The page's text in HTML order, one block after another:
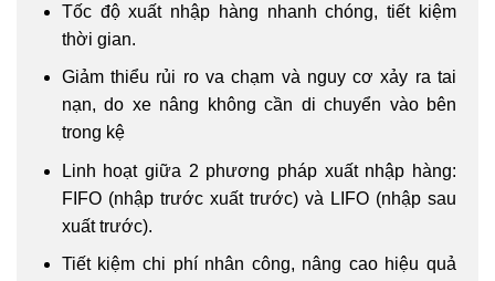
Tốc độ xuất nhập hàng nhanh chóng, tiết kiệm
thời gian.
Giảm thiểu rủi ro va chạm và nguy cơ xảy ra tai
nạn, do xe nâng không cần di chuyển vào bên
trong kệ
Linh hoạt giữa 2 phương pháp xuất nhập hàng:
FIFO (nhập trước xuất trước) và LIFO (nhập sau
xuất trước).
Tiết kiệm chi phí nhân công, nâng cao hiệu quả